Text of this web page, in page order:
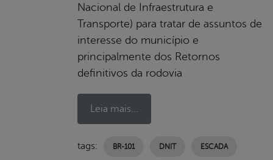
Nacional de Infraestrutura e
Transporte) para tratar de assuntos de
interesse do município e
principalmente dos Retornos
definitivos da rodovia
Leia mais...
tags: BR-101 DNIT ESCADA